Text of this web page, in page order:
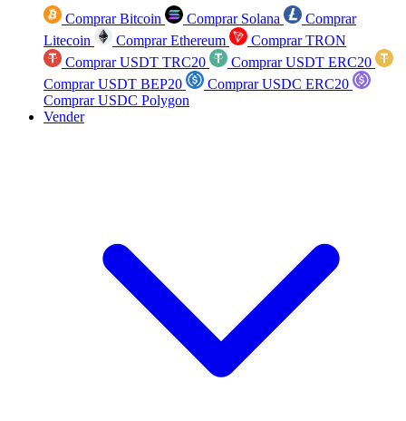
Comprar Bitcoin Comprar Solana
Comprar
Litecoin
Comprar Ethereum
Comprar TRON
Comprar USDT TRC20
Comprar USDT ERC20
Comprar USDT BEP20
Comprar USDC ERC20
Comprar USDC Polygon
Vender